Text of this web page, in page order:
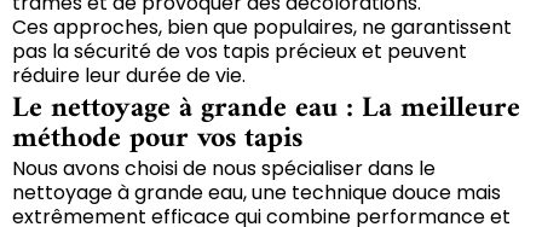
Ces approches, bien que populaires, ne garantissent
pas la sécurité de vos tapis précieux et peuvent
réduire leur durée de vie.
Le nettoyage à grande eau : La meilleure
méthode pour vos tapis
Nous avons choisi de nous spécialiser dans le
nettoyage à grande eau, une technique douce mais
extrêmement efficace qui combine performance et